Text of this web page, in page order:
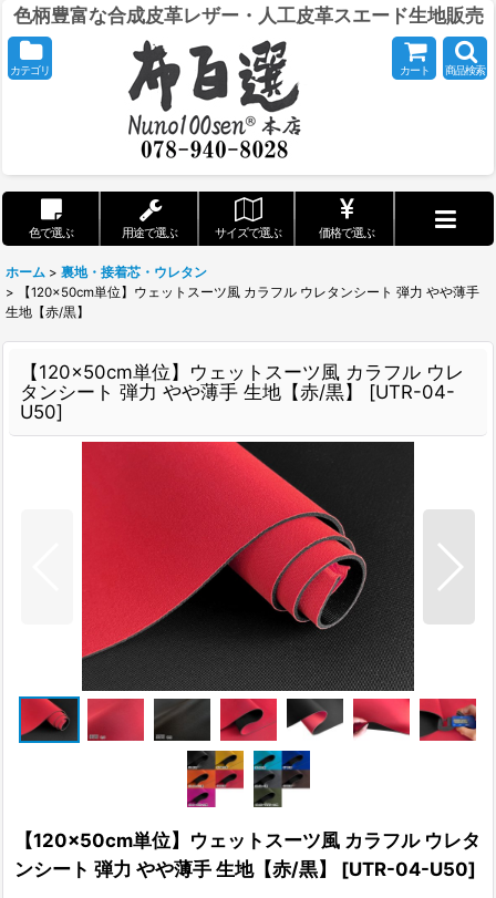
色柄豊富な合成皮革レザー・人工皮革スエード生地販売
カテゴリ カート 商品検索
色で選ぶ 用途で選ぶ サイズで選ぶ 価格で選ぶ
ホーム > 裏地・接着芯・ウレタン
>
【120×50cm単位】ウェットスーツ風 カラフル ウレタンシート 弾力 やや薄手
生地【赤/黒】
【120×50cm単位】ウェットスーツ風 カラフル ウレ
タンシート 弾力 やや薄手 生地【赤/黒】
[UTR-04-
U50]
【120×50cm単位】ウェットスーツ風 カラフル ウレタ
ンシート 弾力 やや薄手 生地【赤/黒】
[UTR-04-U50]